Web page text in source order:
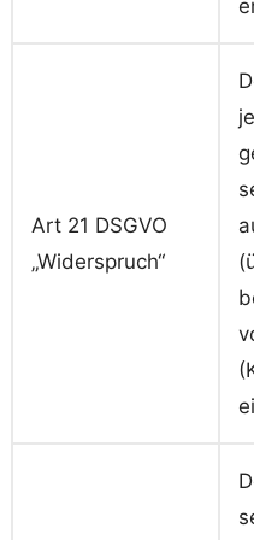
Art 21 DSGVO
„Widerspruch“